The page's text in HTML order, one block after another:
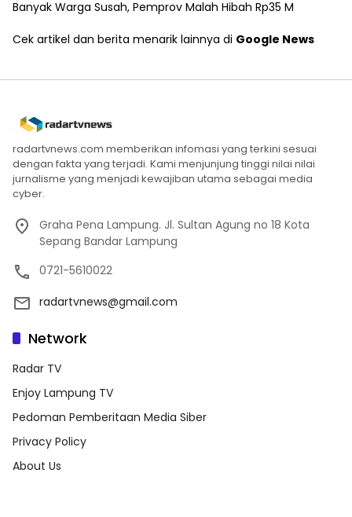
Banyak Warga Susah, Pemprov Malah Hibah Rp35 M
Cek artikel dan berita menarik lainnya di Google News
radartvnews.com memberikan infomasi yang terkini sesuai
dengan fakta yang terjadi. Kami menjunjung tinggi nilai nilai
jurnalisme yang menjadi kewajiban utama sebagai media
cyber.
Graha Pena Lampung. Jl. Sultan Agung no 18 Kota
Sepang Bandar Lampung
0721-5610022
radartvnews@gmail.com
Network
Radar TV
Enjoy Lampung TV
Pedoman Pemberitaan Media Siber
Privacy Policy
About Us